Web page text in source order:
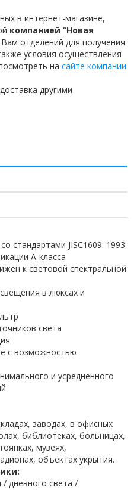
в интернет-магазине,
компанией “Новая
отделений для получения
условия осуществления
на сайте компании
другими
стандартами JISC1609: 1993
А-класса
к световой спектральной
в люксах и
света
с возможностью
и усредненного
заводах, в офисных
библиотеках, больницах,
музеях,
объектах укрытия.
/ дневного света /